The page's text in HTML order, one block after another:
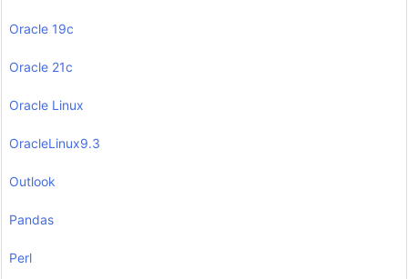
Oracle 19c
Oracle 21c
Oracle Linux
OracleLinux9.3
Outlook
Pandas
Perl